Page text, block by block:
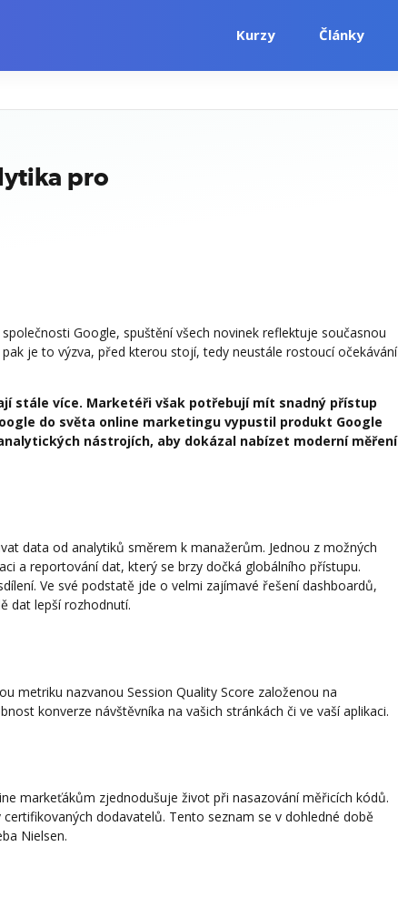
Kurzy Články
pro
Google, spuštění všech novinek reflektuje současnou
je to výzva, před kterou stojí, tedy neustále rostoucí očekávání
stále více. Marketéři však potřebují mít snadný přístup
do světa online marketingu vypustil produkt Google
nástrojích, aby dokázal nabízet moderní měření
data od analytiků směrem k manažerům. Jednou z možných
a reportování dat, který se brzy dočká globálního přístupu.
Ve své podstatě jde o velmi zajímavé řešení dashboardů,
dat lepší rozhodnutí.
metriku nazvanou Session Quality Score založenou na
konverze návštěvníka na vašich stránkách či ve vaší aplikaci.
markeťákům zjednodušuje život při nasazování měřicích kódů.
dodavatelů. Tento seznam se v dohledné době
Nielsen.